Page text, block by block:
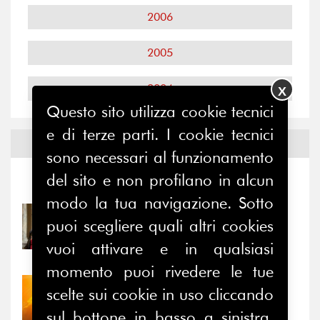
2006
2005
2004
Notizie ed Eventi
Notizie-Eventi
31/07/2026
Prima della pausa estiva,
il valore di...
30/07/2026
Nove anni dopo la
Questo sito utilizza cookie tecnici
e di terze parti. I cookie tecnici
sono necessari al funzionamento
del sito e non profilano in alcun
modo la tua navigazione. Sotto
puoi scegliere quali altri cookies
vuoi attivare e in qualsiasi
momento puoi rivedere le tue
scelte sui cookie in uso cliccando
X